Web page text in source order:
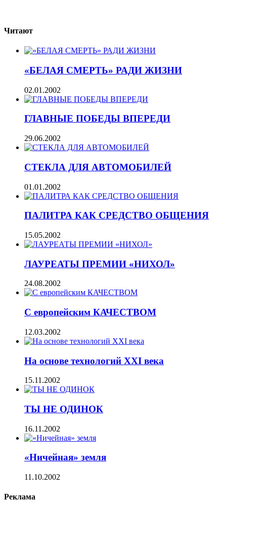
Читают
«БЕЛАЯ СМЕРТЬ» РАДИ ЖИЗНИ
02.01.2002
ГЛАВНЫЕ ПОБЕДЫ ВПЕРЕДИ
29.06.2002
СТЕКЛА ДЛЯ АВТОМОБИЛЕЙ
01.01.2002
ПАЛИТРА КАК СРЕДСТВО ОБЩЕНИЯ
15.05.2002
ЛАУРЕАТЫ ПРЕМИИ «НИХОЛ»
24.08.2002
С европейским КАЧЕСТВОМ
12.03.2002
На основе технологий XXI века
15.11.2002
ТЫ НЕ ОДИНОК
16.11.2002
«Ничейная» земля
11.10.2002
Реклама